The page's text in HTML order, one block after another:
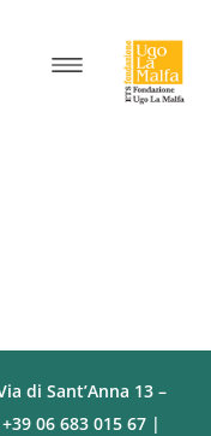
di Sant’Anna 13 –
06 683 015 67 |